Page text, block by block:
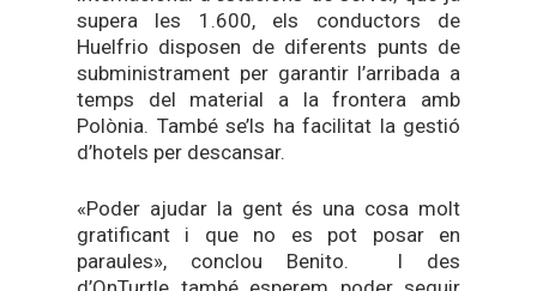
supera les 1.600, els conductors de
Huelfrio disposen de diferents punts de
subministrament per garantir l’arribada a
temps del material a la frontera amb
Polònia. També se’ls ha facilitat la gestió
d’hotels per descansar.
«Poder ajudar la gent és una cosa molt
gratificant i que no es pot posar en
paraules», conclou Benito. I des